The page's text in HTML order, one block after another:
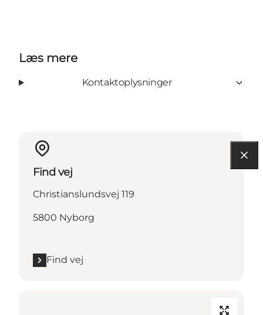
Læs mere
Kontaktoplysninger
Find vej
Christianslundsvej 119
5800 Nyborg
Find vej